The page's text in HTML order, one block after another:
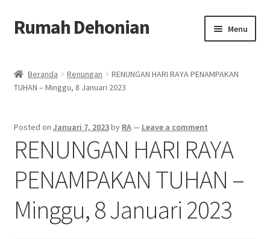
Skip
to
Skip
to
Rumah Dehonian Menu
Beranda Rohani
Berkat Benda Rohani
Cara Belanja
Cash on Delivery
Home
Beranda Renungan
RENUNGAN HARI RAYA PENAMPAKAN
TUHAN – Minggu, 8 Januari 2023
Posted on Januari 7, 2023by RA— Leave a comment
RENUNGAN HARI RAYA
PENAMPAKAN TUHAN –
Minggu, 8 Januari 2023